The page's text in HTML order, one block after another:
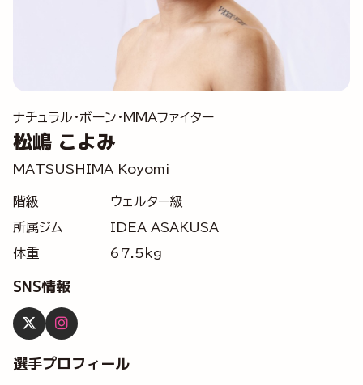
ナチュラル・ボーン・MMAファイター
松嶋 こよみ
MATSUSHIMA Koyomi
階級
ウェルター級
所属ジム
IDEA ASAKUSA
体重
67.5kg
SNS情報
選手プロフィール